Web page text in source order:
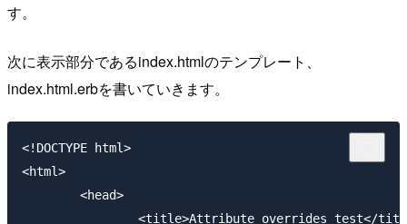
す。
次に表示部分であるindex.htmlのテンプレート、
index.html.erbを書いていきます。
<!DOCTYPE html>
<html>